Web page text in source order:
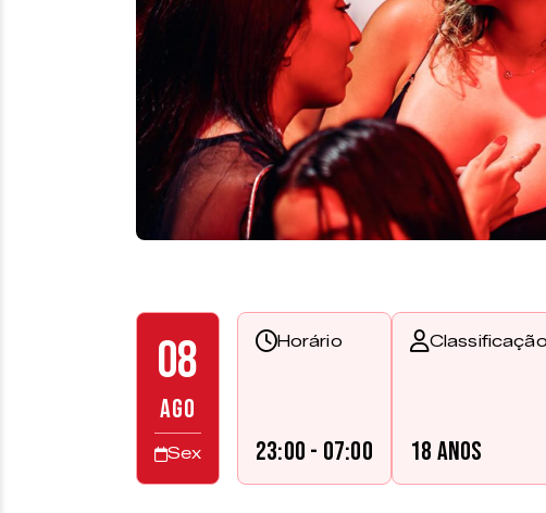
08
AGO
Sex
Horário
23:00 - 07:00
Classificação
18 anos